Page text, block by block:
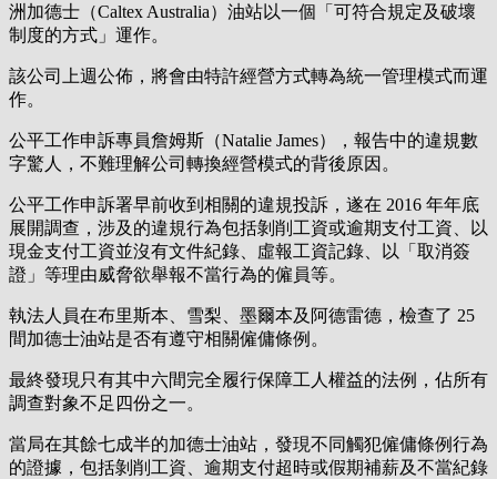
洲加德士（Caltex Australia）油站以一個「可符合規定及破壞
制度的方式」運作。
該公司上週公佈，將會由特許經營方式轉為統一管理模式而運
作。
公平工作申訴專員詹姆斯（Natalie James），報告中的違規數
字驚人，不難理解公司轉換經營模式的背後原因。
公平工作申訴署早前收到相關的違規投訴，遂在 2016 年年底
展開調查，涉及的違規行為包括剝削工資或逾期支付工資、以
現金支付工資並沒有文件紀錄、虛報工資記錄、以「取消簽
證」等理由威脅欲舉報不當行為的僱員等。
執法人員在布里斯本、雪梨、墨爾本及阿德雷德，檢查了 25
間加德士油站是否有遵守相關僱傭條例。
最終發現只有其中六間完全履行保障工人權益的法例，佔所有
調查對象不足四份之一。
當局在其餘七成半的加德士油站，發現不同觸犯僱傭條例行為
的證據，包括剝削工資、逾期支付超時或假期補薪及不當紀錄